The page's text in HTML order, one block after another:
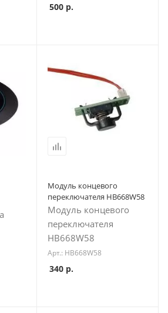
500р.
Модуль концевого
переключателя HB668W58
Модуль концевого
переключателя
HB668W58
Арт.: HB668W58
340р.